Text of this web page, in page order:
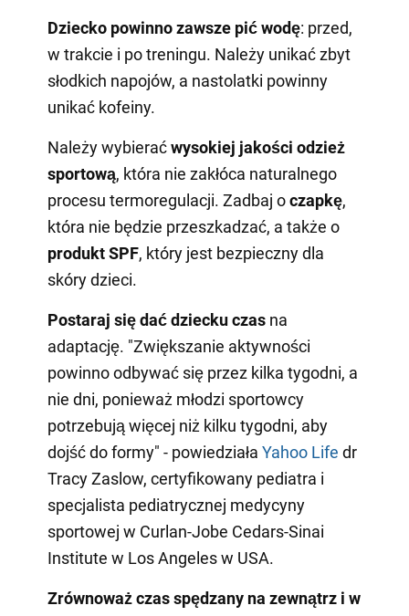
Dziecko powinno zawsze pić wodę: przed,
w trakcie i po treningu. Należy unikać zbyt
słodkich napojów, a nastolatki powinny
unikać kofeiny.
Należy wybieraćwysokiej jakości odzież
sportową, która nie zakłóca naturalnego
procesu termoregulacji. Zadbaj oczapkę,
która nie będzie przeszkadzać, a także o
produkt SPF, który jest bezpieczny dla
skóry dzieci.
Postaraj się dać dziecku czasna
adaptację. "Zwiększanie aktywności
powinno odbywać się przez kilka tygodni, a
nie dni, ponieważ młodzi sportowcy
potrzebują więcej niż kilku tygodni, aby
dojść do formy" - powiedziała Yahoo Life dr
Tracy Zaslow, certyfikowany pediatra i
specjalista pediatrycznej medycyny
sportowej w Curlan-Jobe Cedars-Sinai
Institute w Los Angeles w USA.
Zrównoważ czas spędzany na zewnątrz i w